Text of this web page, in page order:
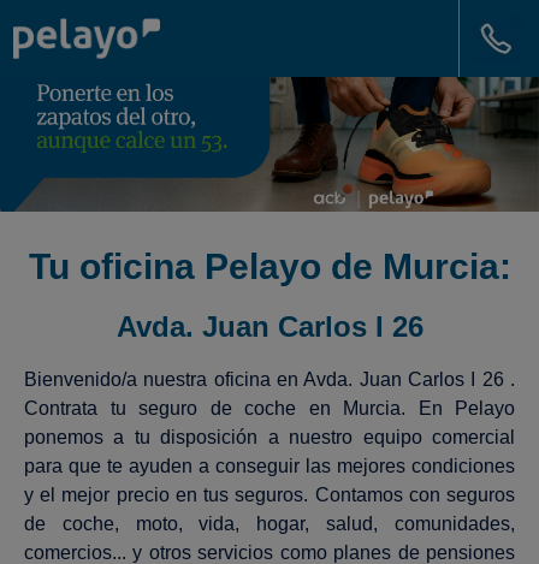
Tu oficina Pelayo de Murcia:
Avda. Juan Carlos I 26
Bienvenido/a nuestra oficina en Avda. Juan Carlos I 26 .
Contrata tu seguro de coche en Murcia. En Pelayo
ponemos a tu disposición a nuestro equipo comercial
para que te ayuden a conseguir las mejores condiciones
y el mejor precio en tus seguros. Contamos con seguros
de coche, moto, vida, hogar, salud, comunidades,
comercios... y otros servicios como planes de pensiones